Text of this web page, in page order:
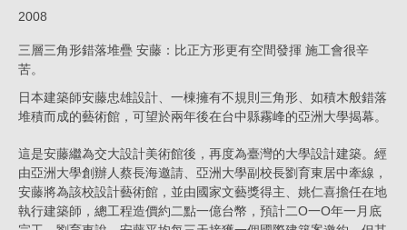
KRIS
｜
2008
三層三角形錯落堆疊 安藤：比正方形更有空間發揮 施工會很辛
苦。
日本建築師安藤忠雄設計、一棟擁有不規則三角形、如積木般錯落
堆積而成的藝術館，可望於兩年後在台中縣霧峰的亞洲大學揭幕。
這是安藤繼為交大設計美術館後，再度為臺灣的大學設計建築。經
由亞洲大學創辦人蔡長海邀請、亞洲大學副校長劉育東居中牽線，
安藤將為該校設計藝術館，並由國家文藝獎得主、姚仁喜擔任在地
執行建築師，總工程造價約二點一億台幣，預計二O一O年一月底